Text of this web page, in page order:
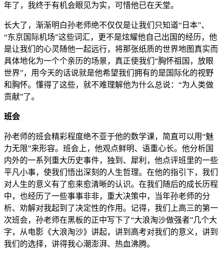
年了，我终于有机会眼见为实，可惜他已在天堂。
长大了，渐渐明白孙老师绝不仅仅是让我们只知道“日本”、
“东京国际机场”这些词汇，更不是炫耀他自己出国的经历，他
是让我们的心灵随他一起远行，将那张纸质的世界地图真实而
具体地化为一个个亲历的场景，真正使我们“胸怀祖国，放眼
世界”，用今天的话说就是他希望我们拥有的是国际化的视野
和胸怀。懂得了这些，就不难理解他为什么总说：“为人类做
贡献”了。
班会
孙老师的班会精彩程度绝不亚于他的数学课，简直可以用“魅
力无限”来形容。班会上，他观点鲜明、语重心长。他分析国
内外的一系列重大历史事件，独到、犀利，他点评班里的一些
平凡小事，使我们悟出深刻的人生哲理。在他的指引下，我们
对人生的意义有了愈来愈清晰的认识。在我们随后的成长历程
中，也经历了一些事事非非，重大决策中，当年孙老师的分
析、劝解对我起到了决定性的作用。记得，我们上高三的第一
次班会，孙老师在黑板的正中写下了“大浪淘沙做强者”几个大
字，从电影《大浪淘沙》讲起，讲到高考对我们的意义，讲到
我们的选择，讲得我心潮澎湃、热血沸腾。